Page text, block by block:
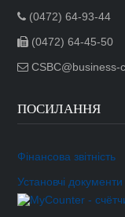
(0472) 64-93-44
(0472) 64-45-50
CSBC@business-
ПОСИЛАННЯ
Фінансова звітність
Установчі документи